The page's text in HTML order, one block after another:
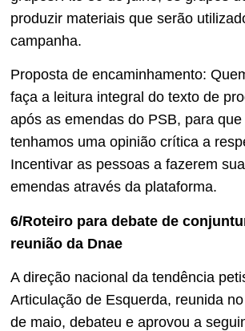
produzir materiais que serão
campanha.
Proposta de encaminhamento:
faça a leitura integral do texto de
após as emendas do PSB, para que
tenhamos uma opinião crítica a
Incentivar as pessoas a fazerem
emendas através da plataforma.
6/Roteiro para debate de
reunião da Dnae
A direção nacional da tendência
Articulação de Esquerda, reunida
de maio, debateu e aprovou a